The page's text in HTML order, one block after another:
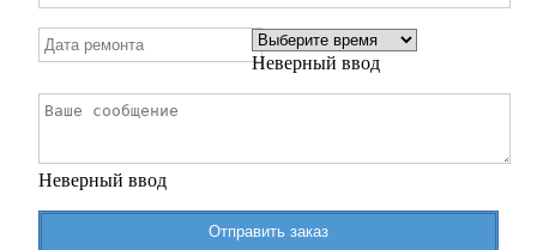
Неверный ввод
Неверный ввод
Отправить заказ